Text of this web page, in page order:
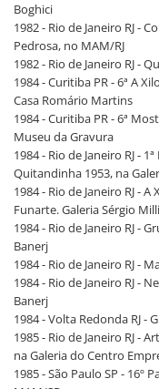
Boghici
1982 - Rio de Janeiro RJ -
Pedrosa, no MAM/RJ
1982 - Rio de Janeiro RJ -
1984 - Curitiba PR - 6ª A
Casa Romário Martins
1984 - Curitiba PR - 6ª
Museu da Gravura
1984 - Rio de Janeiro RJ -
Quitandinha 1953, na
1984 - Rio de Janeiro RJ -
Funarte. Galeria Sérgio
1984 - Rio de Janeiro RJ -
Banerj
1984 - Rio de Janeiro RJ -
1984 - Rio de Janeiro RJ -
Banerj
1984 - Volta Redonda RJ -
1985 - Rio de Janeiro RJ -
na Galeria do Centro
1985 - São Paulo SP - 16º